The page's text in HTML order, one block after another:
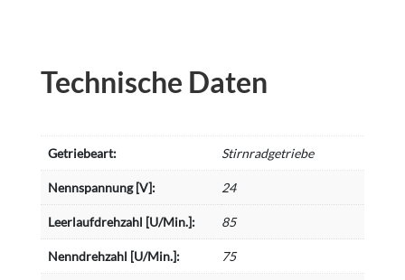
Technische Daten
Getriebeart: Stirnradgetriebe
Nennspannung [V]: 24
Leerlaufdrehzahl [U/Min.]: 85
Nenndrehzahl [U/Min.]: 75